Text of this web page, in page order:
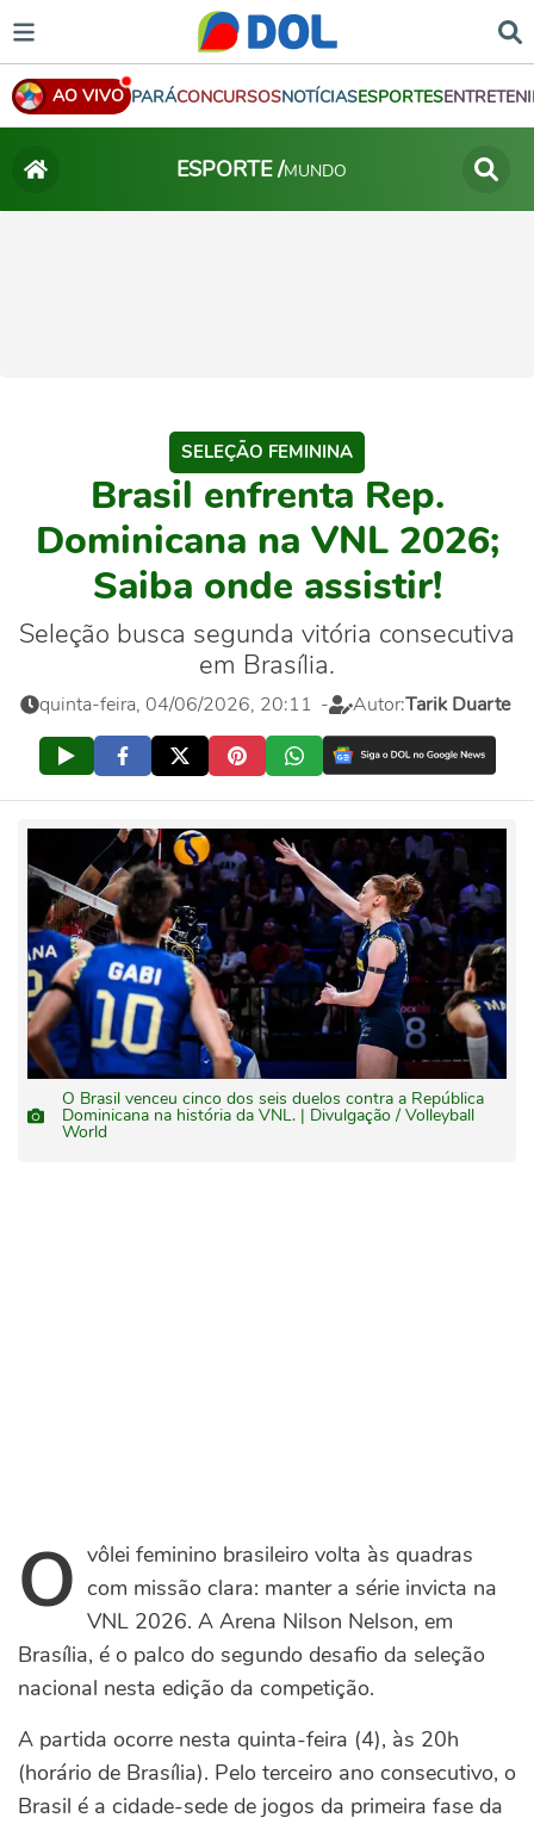
AO VIVO PARÁCONCURSOSNOTÍCIASESPORTES
ESPORTE /MUNDO
SELEÇÃO FEMININA
Brasil enfrenta Rep.
Dominicana na VNL 2026;
Saiba onde assistir!
Seleção busca segunda vitória consecutiva
em Brasília.
quinta-feira, 04/06/2026, 20:11 - Autor:Tarik Duarte
O Brasil venceu cinco dos seis duelos contra a República
Dominicana na história da VNL. | Divulgação / Volleyball
World
Ovôlei feminino brasileiro volta às quadras
com missão clara: manter a série invicta na
VNL 2026. A Arena Nilson Nelson, em
Brasília, é o palco do segundo desafio da seleção
nacional nesta edição da competição.
A partida ocorre nesta quinta-feira (4), às 20h
(horário de Brasília). Pelo terceiro ano consecutivo, o
Brasil é a cidade-sede de jogos da primeira fase da